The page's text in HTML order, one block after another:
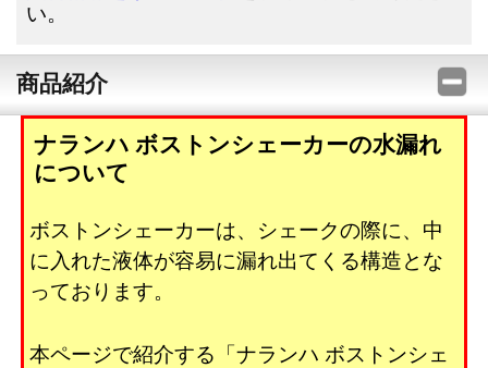
い。
商品紹介
ナランハ ボストンシェーカーの水漏れ
について
ボストンシェーカーは、シェークの際に、中
に入れた液体が容易に漏れ出てくる構造とな
っております。
本ページで紹介する「ナランハ ボストンシェ